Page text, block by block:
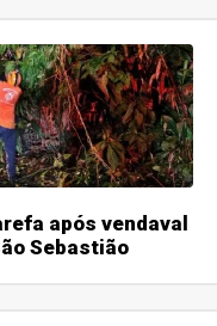
após vendaval
Sebastião